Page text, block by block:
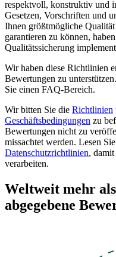
respektvoll, konstruktiv und
Gesetzen, Vorschriften und
Ihnen größtmögliche
garantieren zu können,
Qualitätssicherung
Wir haben diese Richtlinien
Bewertungen zu
Sie einen FAQ-Bereich.
Wir bitten Sie die Richtlinien
Geschäftsbedingungen zu
Bewertungen nicht zu
missachtet werden. Lesen
Datenschutzrichtlinien,
verarbeiten.
Weltweit mehr
abgegebene